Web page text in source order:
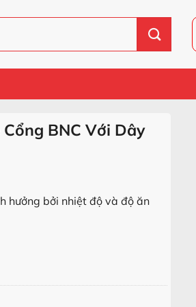
BNC Với Dây
hưởng bởi nhiệt độ và độ ăn